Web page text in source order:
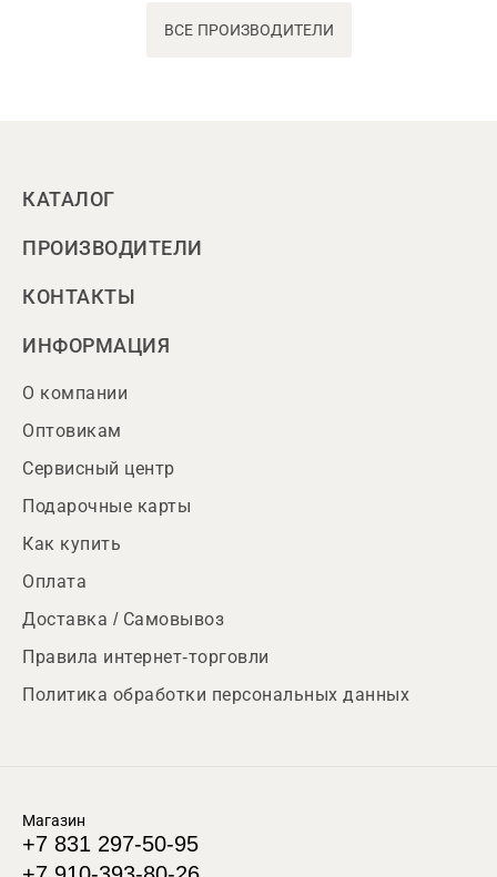
ВСЕ ПРОИЗВОДИТЕЛИ
КАТАЛОГ
ПРОИЗВОДИТЕЛИ
КОНТАКТЫ
ИНФОРМАЦИЯ
О компании
Оптовикам
Сервисный центр
Подарочные карты
Как купить
Оплата
Доставка / Самовывоз
Правила интернет-торговли
Политика обработки персональных данных
Магазин
+7 831 297-50-95